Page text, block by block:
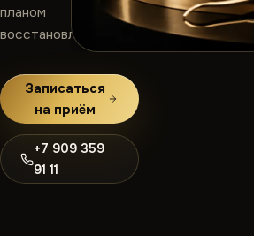
планом
восстановления.
Записаться
на приём
+7 909 359
91 11